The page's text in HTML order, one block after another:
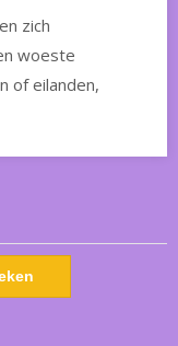
zich
woeste
of eilanden,